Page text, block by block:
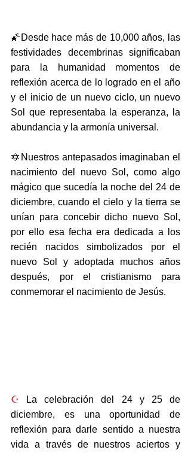
🌠Desde hace más de 10,000 años, las
festividades decembrinas significaban
para la humanidad momentos de
reflexión acerca de lo logrado en el año
y el inicio de un nuevo ciclo, un nuevo
Sol que representaba la esperanza, la
abundancia y la armonía universal.
🔯Nuestros antepasados imaginaban el
nacimiento del nuevo Sol, como algo
mágico que sucedía la noche del 24 de
diciembre, cuando el cielo y la tierra se
unían para concebir dicho nuevo Sol,
por ello esa fecha era dedicada a los
recién nacidos simbolizados por el
nuevo Sol y adoptada muchos años
después, por el cristianismo para
conmemorar el nacimiento de Jesús.
☪️ La celebración del 24 y 25 de
diciembre, es una oportunidad de
reflexión para darle sentido a nuestra
vida a través de nuestros aciertos y